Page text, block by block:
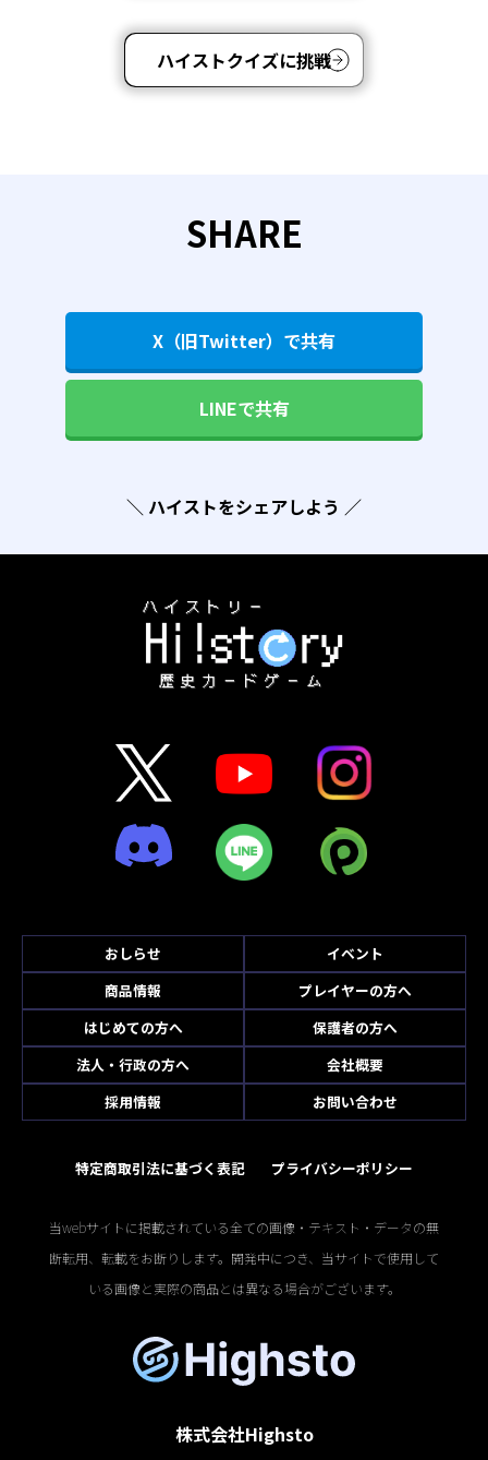
ハイストクイズに挑戦
SHARE
X（旧Twitter）で共有
LINEで共有
＼ ハイストをシェアしよう ／
おしらせ
イベント
商品情報
プレイヤーの方へ
はじめての方へ
保護者の方へ
法人・行政の方へ
会社概要
採用情報
お問い合わせ
特定商取引法に基づく表記 プライバシーポリシー
当webサイトに掲載されている全ての画像・テキスト・データの無
断転用、転載をお断りします。開発中につき、当サイトで使用して
いる画像と実際の商品とは異なる場合がございます。
株式会社Highsto